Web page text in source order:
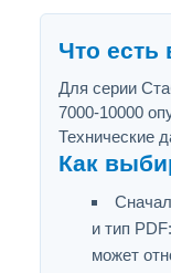
Что есть
Для серии
7000-10000
Технические
Как
и тип
может